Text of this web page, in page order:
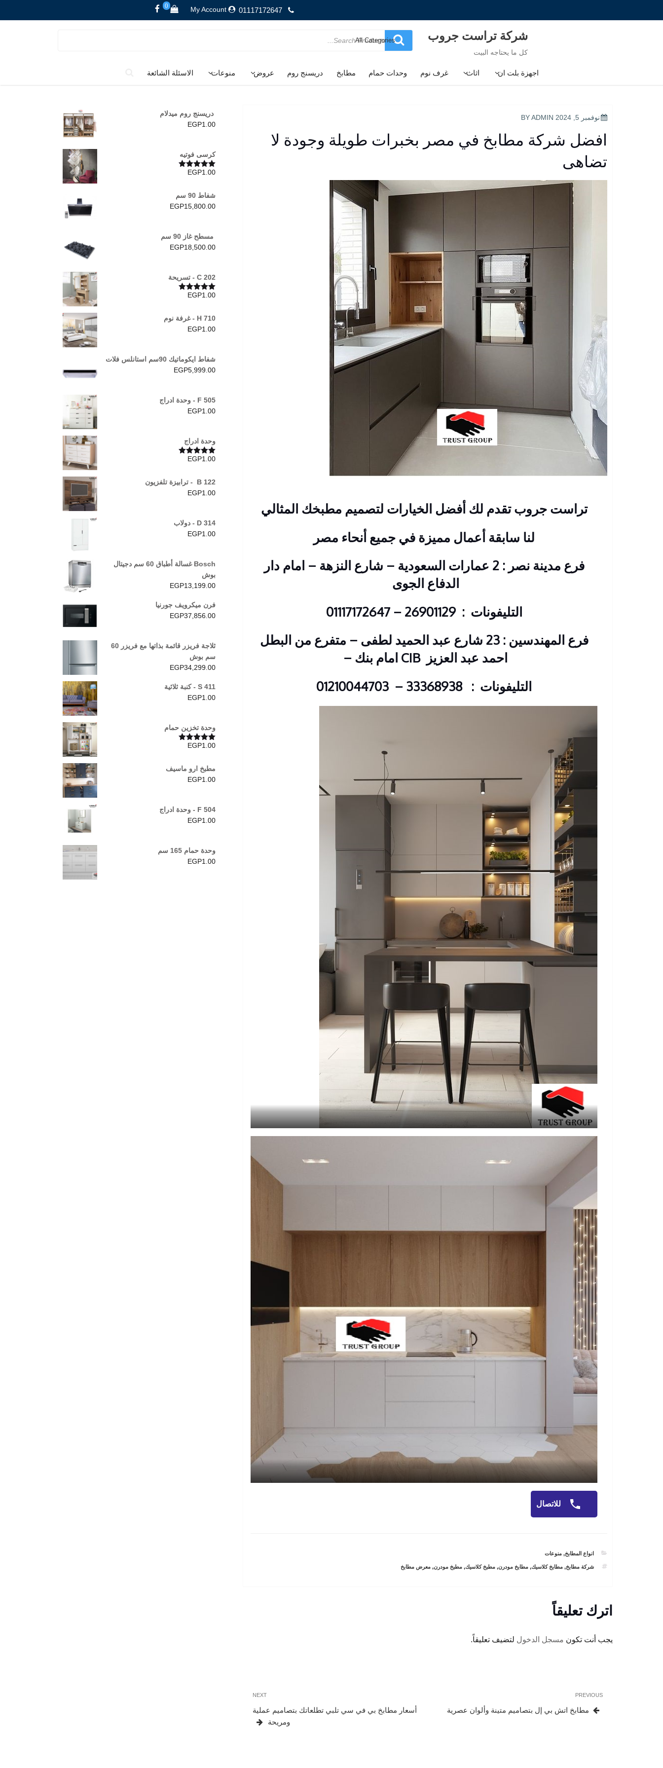
01117172647
My Account
0
شركة تراست جروب
كل ما يحتاجه البيت
Search
for
اجهزة بلت ان اثاث غرف نوم وحدات حمام مطابخ دريسنج روم عروض منوعات الاسئلة الشائعة
POSTED
نوفمبر 5, 2024 ADMIN
افضل شركة مطابخ في مصر بخبرات طويلة وجودة لا
تضاهى
تراست جروب تقدم لك أفضل الخيارات لتصميم مطبخك المثالي
لنا سابقة أعمال مميزة في جميع أنحاء مصر
فرع مدينة نصر : 2 عمارات السعودية – شارع النزهة – امام دار
الدفاع الجوى
التليفونات : 26901129 – 01117172647
فرع المهندسين : 23 شارع عبد الحميد لطفى – متفرع من البطل
احمد عبد العزيز CIB امام بنك
–
التليفونات : 33368938 – 01210044703
للاتصال
CATEGORIES
انواع المطابخ,منوعات
TAGS
شركة مطابخ,مطابخ كلاسيك,مطابخ مودرن,مطبخ كلاسيك,مطبخ مودرن,معرض مطابخ
اترك تعليقاً
يجب أنت تكون مسجل الدخول لتضيف تعليقاً.
تصفّح
المقالات
Previous
Post
PREVIOUS
مطابخ اتش بي إل بتصاميم متينة وألوان عصرية
NEXT
أسعار مطابخ بي في سي تلبي تطلعاتك بتصاميم عملية
ومريحة
دريسنج روم ميدلام
EGP1.00
كرسى فوتيه
تم التقييم
EGP1.00
شفاط 90 سم
EGP15,800.00
مسطح غاز 90 سم
EGP18,500.00
C 202 - تسريحة
تم التقييم
EGP1.00
H 710 - غرفة نوم
EGP1.00
شفاط ايكوماتيك 90سم استانلس فلات
EGP5,999.00
F 505 - وحدة ادراج
EGP1.00
وحدة ادراج
تم التقييم
EGP1.00
B 122 - ترابيزة تلفزيون
EGP1.00
D 314 - دولاب
EGP1.00
Bosch غسالة أطباق 60 سم دجيتال
بوش
EGP13,199.00
فرن ميكرويف جورنيا
EGP37,856.00
ثلاجة فريزر قائمة بذاتها مع فريزر 60
سم بوش
EGP34,299.00
S 411 - كنبة ثلاثية
EGP1.00
وحدة تخزين حمام
تم التقييم
EGP1.00
مطبخ ارو ماسيف
EGP1.00
F 504 - وحدة ادراج
EGP1.00
وحدة حمام 165 سم
EGP1.00